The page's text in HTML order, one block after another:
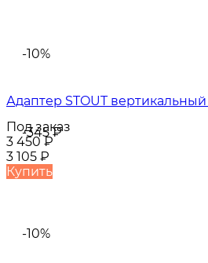
-10%
-345₽
Адаптер STOUT
Под заказ
3 450₽
3 105 ₽
Купить
-10%